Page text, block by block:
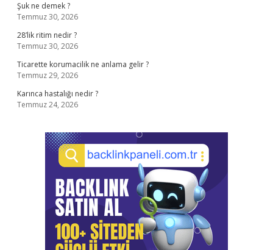
Şuk ne demek ?
Temmuz 30, 2026
28’lik ritim nedir ?
Temmuz 30, 2026
Ticarette korumacilik ne anlama gelir ?
Temmuz 29, 2026
Karınca hastalığı nedir ?
Temmuz 24, 2026